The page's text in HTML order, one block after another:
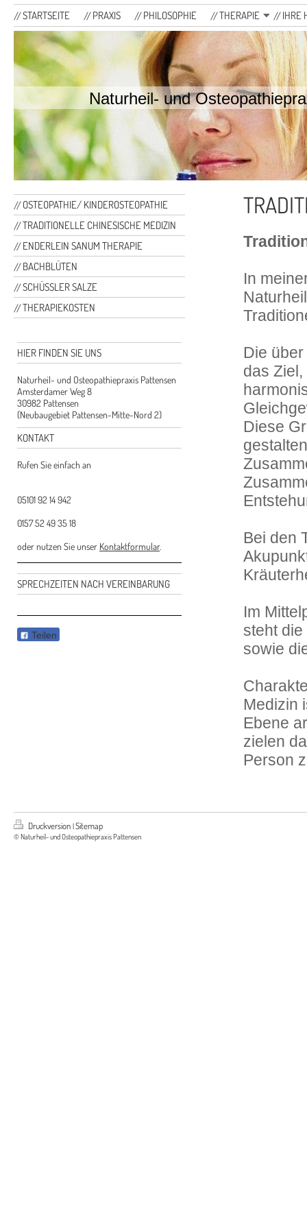
STARTSEITE PRAXIS PHILOSOPHIE THERAPIE IHRE
Naturheil- und
OSTEOPATHIE/ KINDEROSTEOPATHIE
TRADITIONELLE CHINESISCHE MEDIZIN
ENDERLEIN SANUM THERAPIE
BACHBLÜTEN
SCHÜSSLER SALZE
THERAPIEKOSTEN
HIER FINDEN SIE UNS
Naturheil- und Osteopathiepraxis Pattensen
Amsterdamer Weg 8
30982 Pattensen
(Neubaugebiet Pattensen-Mitte-Nord 2)
KONTAKT
Rufen Sie einfach an
05101 92 14 942
0157 52 49 35 18
oder nutzen Sie unser Kontaktformular.
SPRECHZEITEN NACH VEREINBARUNG
Teilen
In
Die
das
Diese
Bei den
Im
steht
sowie
Medizin
Ebene
zielen
Person
Druckversion |Sitemap
© Naturheil- und Osteopathiepraxis Pattensen